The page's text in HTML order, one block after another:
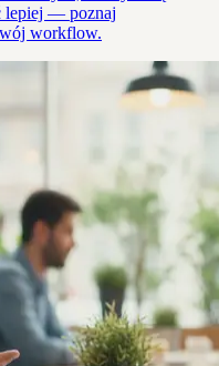
lepiej — poznaj
workflow.